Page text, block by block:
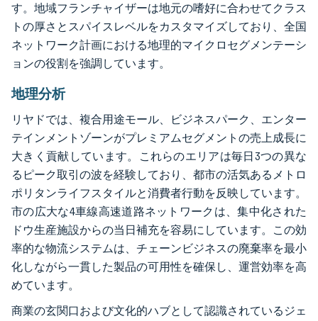
す。地域フランチャイザーは地元の嗜好に合わせてクラス
トの厚さとスパイスレベルをカスタマイズしており、全国
ネットワーク計画における地理的マイクロセグメンテーシ
ョンの役割を強調しています。
地理分析
リヤドでは、複合用途モール、ビジネスパーク、エンター
テインメントゾーンがプレミアムセグメントの売上成長に
大きく貢献しています。これらのエリアは毎日3つの異な
るピーク取引の波を経験しており、都市の活気あるメトロ
ポリタンライフスタイルと消費者行動を反映しています。
市の広大な4車線高速道路ネットワークは、集中化された
ドウ生産施設からの当日補充を容易にしています。この効
率的な物流システムは、チェーンビジネスの廃棄率を最小
化しながら一貫した製品の可用性を確保し、運営効率を高
めています。
商業の玄関口および文化的ハブとして認識されているジェ